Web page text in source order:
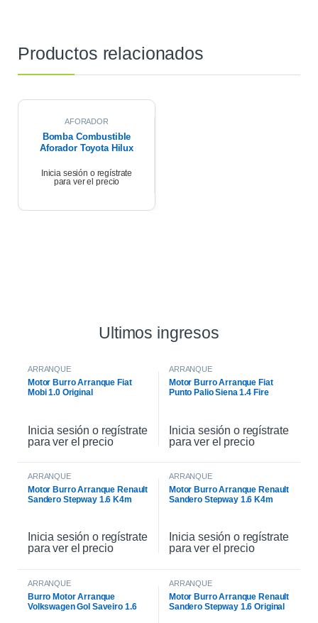
Productos relacionados
AFORADOR
Bomba Combustible
Aforador Toyota Hilux
Inicia sesión o regístrate
para ver el precio
Ultimos ingresos
ARRANQUE
Motor Burro Arranque Fiat
Mobi 1.0 Original
Inicia sesión o regístrate
para ver el precio
ARRANQUE
Motor Burro Arranque Fiat
Punto Palio Siena 1.4 Fire
Inicia sesión o regístrate
para ver el precio
ARRANQUE
Motor Burro Arranque Renault
Sandero Stepway 1.6 K4m
Inicia sesión o regístrate
para ver el precio
ARRANQUE
Motor Burro Arranque Renault
Sandero Stepway 1.6 K4m
Inicia sesión o regístrate
para ver el precio
ARRANQUE
Burro Motor Arranque
Volkswagen Gol Saveiro 1.6
ARRANQUE
Motor Burro Arranque Renault
Sandero Stepway 1.6 Original